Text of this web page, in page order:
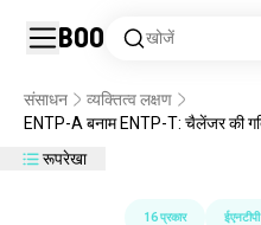
Boo खोजें
संसाधन
व्यक्तित्व लक्षण
ENTP-A बनाम ENTP-T: चैलेंजर की
रूपरेखा
16 प्रकार ईएनटीपी